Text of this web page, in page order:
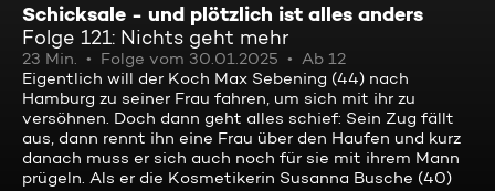
Schicksale - und plötzlich ist alles anders
Folge 121: Nichts geht mehr
23 Min. Folge vom 30.01.2025
Ab 12
Eigentlich will der Koch Max Sebening (44) nach
Hamburg zu seiner Frau fahren, um sich mit ihr zu
versöhnen. Doch dann geht alles schief: Sein Zug fällt
aus, dann rennt ihn eine Frau über den Haufen und kurz
danach muss er sich auch noch für sie mit ihrem Mann
prügeln. Als er die Kosmetikerin Susanna Busche (40)